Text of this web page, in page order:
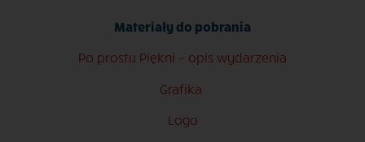
Materiały do pobrania
Po prostu Piękni – opis wydarzenia
Grafika
Logo